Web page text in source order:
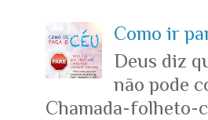
Como ir
Deus diz
não pode
Chamada-folheto-